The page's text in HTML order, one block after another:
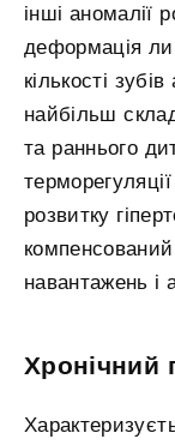
інші аномалії
деформація
кількості
найбільш
та раннього
розвитку
навантажень і
Хронічний